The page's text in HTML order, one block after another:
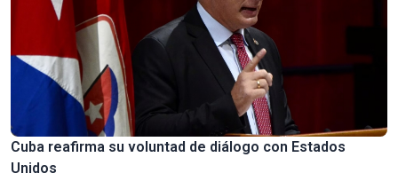
Cuba reafirma su voluntad de diálogo con Estados
Unidos